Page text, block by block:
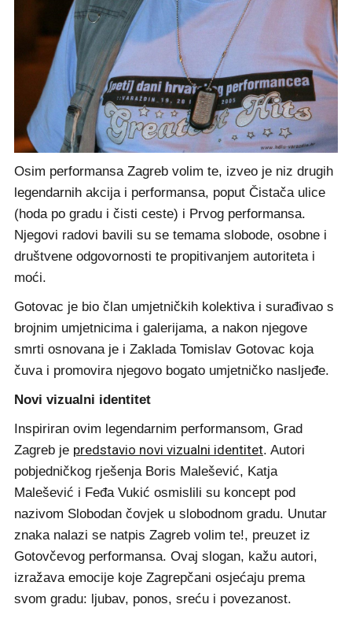
Osim performansa Zagreb volim te, izveo je niz drugih
legendarnih akcija i performansa, poput Čistača ulice
(hoda po gradu i čisti ceste) i Prvog performansa.
Njegovi radovi bavili su se temama slobode, osobne i
društvene odgovornosti te propitivanjem autoriteta i
moći.
Gotovac je bio član umjetničkih kolektiva i surađivao s
brojnim umjetnicima i galerijama, a nakon njegove
smrti osnovana je i Zaklada Tomislav Gotovac koja
čuva i promovira njegovo bogato umjetničko nasljeđe.
Novi vizualni identitet
Inspiriran ovim legendarnim performansom, Grad
Zagreb je predstavio novi vizualni identitet. Autori
pobjedničkog rješenja Boris Malešević, Katja
Malešević i Feđa Vukić osmislili su koncept pod
nazivom Slobodan čovjek u slobodnom gradu. Unutar
znaka nalazi se natpis Zagreb volim te!, preuzet iz
Gotovčevog performansa. Ovaj slogan, kažu autori,
izražava emocije koje Zagrepčani osjećaju prema
svom gradu: ljubav, ponos, sreću i povezanost.